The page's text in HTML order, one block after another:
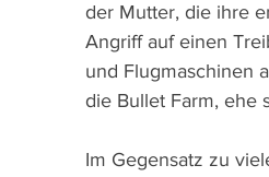
der Mutter, die ihre
Angriff auf einen
und Flugmaschinen
die Bullet Farm, ehe
Im Gegensatz zu